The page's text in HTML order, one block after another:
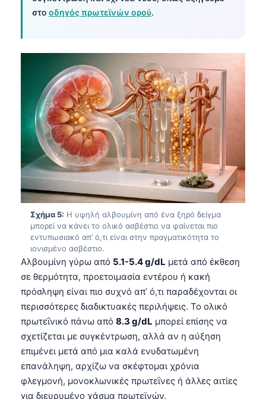
στο οδηγός πρωτεϊνών ορού.
Σχήμα 5: Η υψηλή αλβουμίνη από ένα ξηρό δείγμα
μπορεί να κάνει το ολικό ασβέστιο να φαίνεται πιο
εντυπωσιακό απ’ ό,τι είναι στην πραγματικότητα το
ιονισμένο ασβέστιο.
Αλβουμίνη γύρω από 5.1-5.4 g/dL μετά από έκθεση
σε θερμότητα, προετοιμασία εντέρου ή κακή
πρόσληψη είναι πιο συχνό απ’ ό,τι παραδέχονται οι
περισσότερες διαδικτυακές περιλήψεις. Το ολικό
πρωτεΐνικό πάνω από 8.3 g/dL μπορεί επίσης να
σχετίζεται με συγκέντρωση, αλλά αν η αύξηση
επιμένει μετά από μια καλά ενυδατωμένη
επανάληψη, αρχίζω να σκέφτομαι χρόνια
φλεγμονή, μονοκλωνικές πρωτεΐνες ή άλλες αιτίες
για διευρυμένο χάσμα πρωτεϊνών.
ဗမာစာ
ភាសាខ្មែរ
Kiswahili
አማርኛ
Українська
O‘zbekcha
Català
Қазақ тілі
Suomi
Hrvatski
Slovenčina
كوردی‎
پښتو
سنڌي
සිංහල
অসমীয়া
Galego
Latviešu valoda
Euskara